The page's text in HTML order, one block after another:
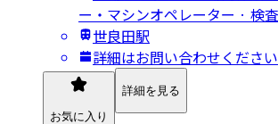
ー・マシンオペレーター · 検
世良田駅
詳細はお問い合わせください
お気に入り
詳細を見る